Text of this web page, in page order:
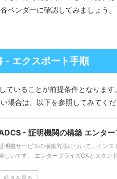
ベンダーに確認してみましょう。
- エクスポート手順
ていることが前提条件となります。
場合は、以下を参照してみてくだ
- 証明機関の構築 エンタ
明書サービスの構築方法について、イン
しいです。 エンタープライズCAとスタン